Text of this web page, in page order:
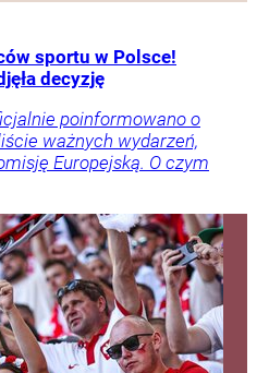
sportu w Polsce!
decyzję
poinformowano o
ważnych wydarzeń,
Europejską. O czym